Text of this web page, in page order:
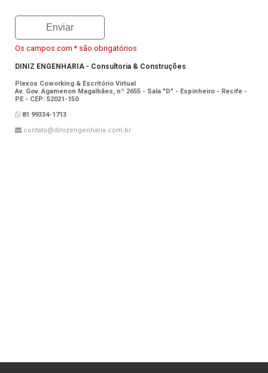
Os campos com * são obrigatórios
DINIZ ENGENHARIA - Consultoria & Construções
Plexos Coworking & Escritório Virtual
Av. Gov. Agamenon Magalhães, nº 2655 - Sala "D" - Espinheiro - Recife -
PE - CEP: 52021-150
81 99334-1713
contato@dinizengenharia.com.br